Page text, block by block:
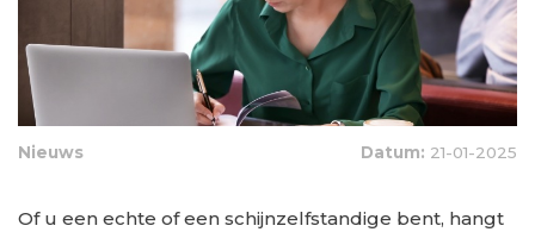
Nieuws Datum: 21-01-2025
Of u een echte of een schijnzelfstandige bent, hangt